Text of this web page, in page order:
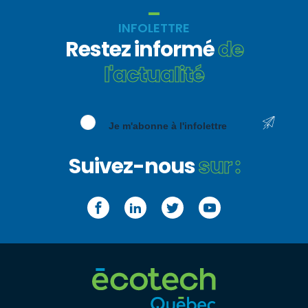
INFOLETTRE
Restez informéde
l'actualité
Je m'abonne à l'infolettre
Suivez-noussur :
FacebookLinkedInTwitterYouTube